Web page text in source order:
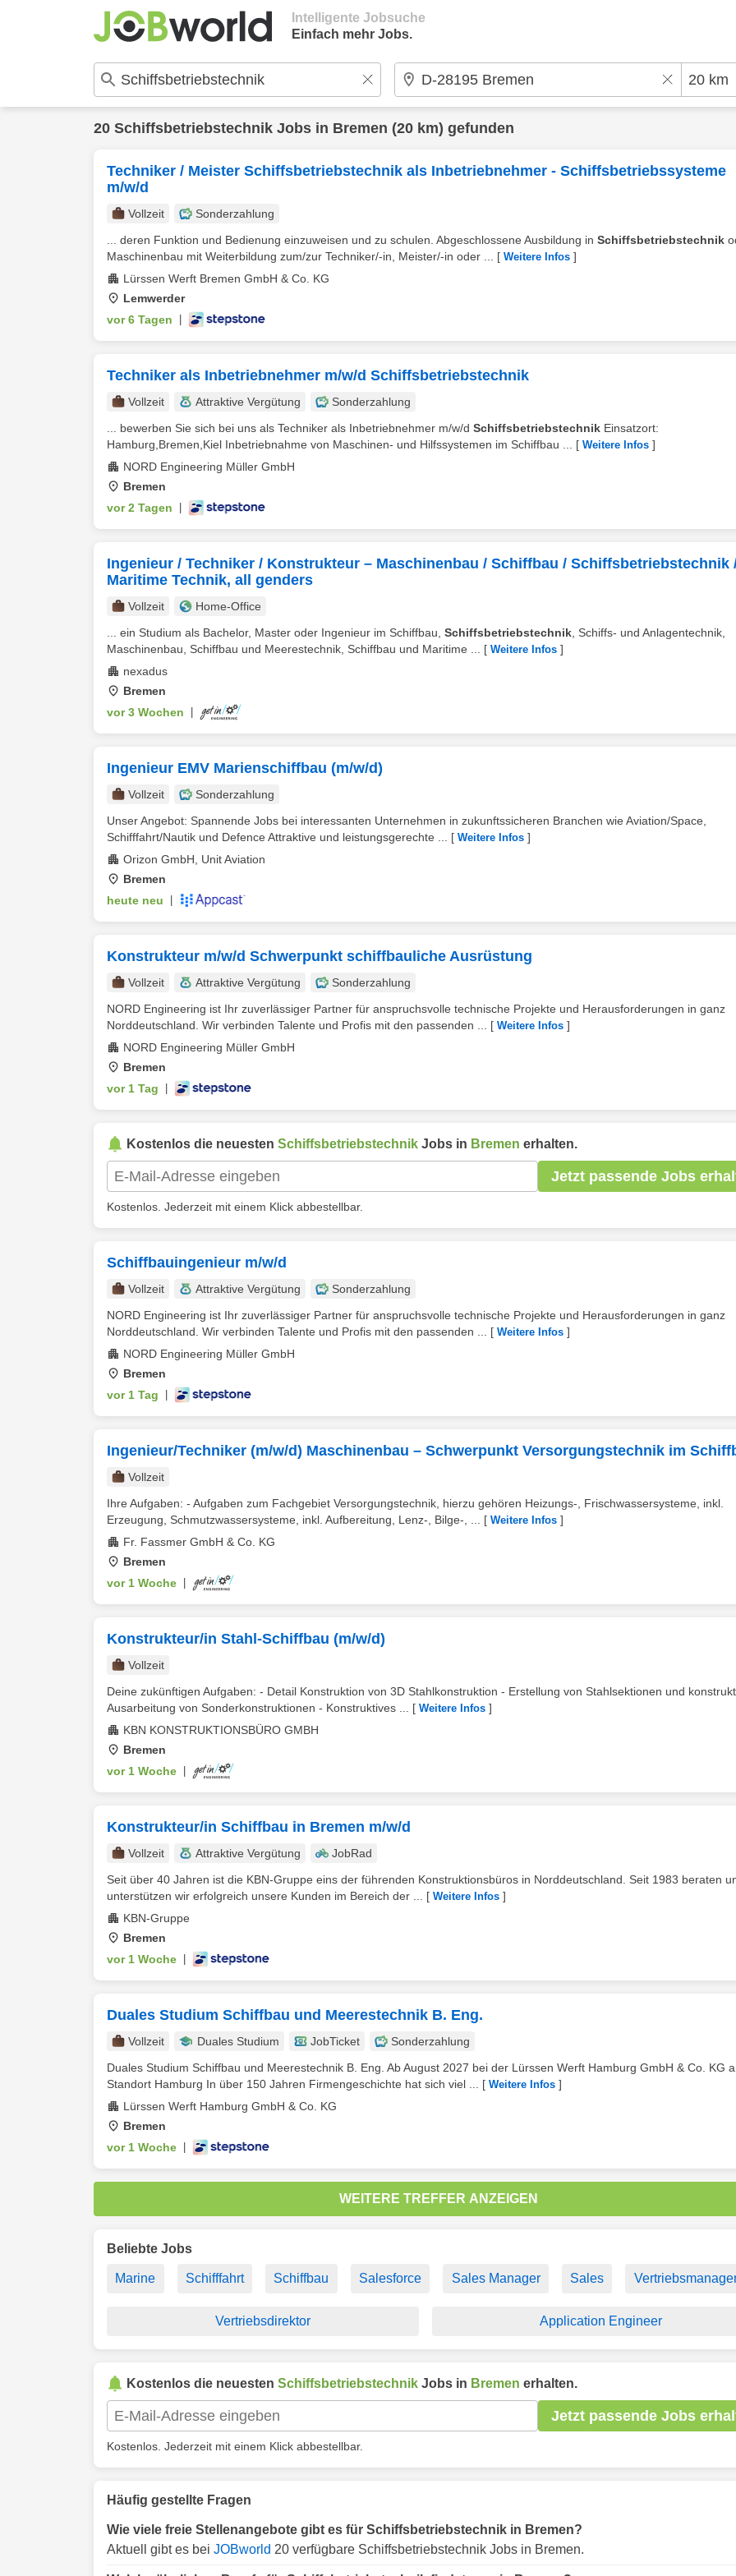
Intelligente Jobsuche
Einfach mehr Jobs.
20 Schiffsbetriebstechnik Jobs in Bremen (20 km) gefunden
Techniker / Meister Schiffsbetriebstechnik als Inbetriebnehmer - Schiffsbetriebssysteme
m/w/d
Vollzeit
Sonderzahlung
... deren Funktion und Bedienung einzuweisen und zu schulen. Abgeschlossene Ausbildung in Schiffsbetriebstechnik
Maschinenbau mit Weiterbildung zum/zur Techniker/-in, Meister/-in oder ...
[ Weitere Infos ]
Lürssen Werft Bremen GmbH & Co. KG
Lemwerder
vor 6 Tagen
Techniker als Inbetriebnehmer m/w/d Schiffsbetriebstechnik
Vollzeit Attraktive Vergütung
Sonderzahlung
... bewerben Sie sich bei uns als Techniker als Inbetriebnehmer m/w/d Schiffsbetriebstechnik Einsatzort:
Hamburg,Bremen,Kiel Inbetriebnahme von Maschinen- und Hilfssystemen im Schiffbau ...
[ Weitere Infos ]
NORD Engineering Müller GmbH
Bremen
vor 2 Tagen
Ingenieur / Techniker / Konstrukteur – Maschinenbau / Schiffbau / Schiffsbetriebstechnik
Maritime Technik, all genders
Vollzeit
Home-Office
... ein Studium als Bachelor, Master oder Ingenieur im Schiffbau, Schiffsbetriebstechnik , Schiffs- und Anlagentechnik,
Maschinenbau, Schiffbau und Meerestechnik, Schiffbau und Maritime ...
[ Weitere Infos ]
nexadus
Bremen
vor 3 Wochen
Ingenieur EMV Marienschiffbau (m/w/d)
Vollzeit
Sonderzahlung
Unser Angebot: Spannende Jobs bei interessanten Unternehmen in zukunftssicheren Branchen wie Aviation/Space,
Schifffahrt/Nautik und Defence Attraktive und leistungsgerechte ...
[ Weitere Infos ]
Orizon GmbH, Unit Aviation
Bremen
heute neu
Konstrukteur m/w/d Schwerpunkt schiffbauliche Ausrüstung
Vollzeit Attraktive Vergütung
Sonderzahlung
NORD Engineering ist Ihr zuverlässiger Partner für anspruchsvolle technische Projekte und Herausforderungen in ganz
Norddeutschland. Wir verbinden Talente und Profis mit den passenden ...
[ Weitere Infos ]
NORD Engineering Müller GmbH
Bremen
vor 1 Tag
Kostenlos die neuesten Schiffsbetriebstechnik Jobs in Bremen erhalten.
Jetzt passende Jobs
Kostenlos. Jederzeit mit einem Klick abbestellbar.
Schiffbauingenieur m/w/d
Vollzeit Attraktive Vergütung
Sonderzahlung
NORD Engineering ist Ihr zuverlässiger Partner für anspruchsvolle technische Projekte und Herausforderungen in ganz
Norddeutschland. Wir verbinden Talente und Profis mit den passenden ...
[ Weitere Infos ]
NORD Engineering Müller GmbH
Bremen
vor 1 Tag
Ingenieur/Techniker (m/w/d) Maschinenbau – Schwerpunkt Versorgungstechnik im
Vollzeit
Ihre Aufgaben: - Aufgaben zum Fachgebiet Versorgungstechnik, hierzu gehören Heizungs-, Frischwassersysteme, inkl.
Erzeugung, Schmutzwassersysteme, inkl. Aufbereitung, Lenz-, Bilge-, ...
[ Weitere Infos ]
Fr. Fassmer GmbH & Co. KG
Bremen
vor 1 Woche
Konstrukteur/in Stahl-Schiffbau (m/w/d)
Vollzeit
Deine zukünftigen Aufgaben: - Detail Konstruktion von 3D Stahlkonstruktion - Erstellung von Stahlsektionen und
Ausarbeitung von Sonderkonstruktionen - Konstruktives ...
[ Weitere Infos ]
KBN KONSTRUKTIONSBÜRO GMBH
Bremen
vor 1 Woche
Konstrukteur/in Schiffbau in Bremen m/w/d
Vollzeit Attraktive Vergütung
JobRad
Seit über 40 Jahren ist die KBN-Gruppe eins der führenden Konstruktionsbüros in Norddeutschland. Seit 1983 beraten
unterstützen wir erfolgreich unsere Kunden im Bereich der ...
[ Weitere Infos ]
KBN-Gruppe
Bremen
vor 1 Woche
Duales Studium Schiffbau und Meerestechnik B. Eng.
Vollzeit Duales Studium JobTicket
Sonderzahlung
Duales Studium Schiffbau und Meerestechnik B. Eng. Ab August 2027 bei der Lürssen Werft Hamburg GmbH & Co. KG
Standort Hamburg In über 150 Jahren Firmengeschichte hat sich viel ...
[ Weitere Infos ]
Lürssen Werft Hamburg GmbH & Co. KG
Bremen
vor 1 Woche
WEITERE TREFFER ANZEIGEN
Beliebte Jobs
Marine Schifffahrt Schiffbau Salesforce Sales Manager Sales
Vertriebsdirektor Application Engineer
Kostenlos die neuesten Schiffsbetriebstechnik Jobs in Bremen erhalten.
Jetzt passende Jobs
Kostenlos. Jederzeit mit einem Klick abbestellbar.
Häufig gestellte Fragen
Wie viele freie Stellenangebote gibt es für Schiffsbetriebstechnik in Bremen?
Aktuell gibt es bei JOBworld 20 verfügbare Schiffsbetriebstechnik Jobs in Bremen.